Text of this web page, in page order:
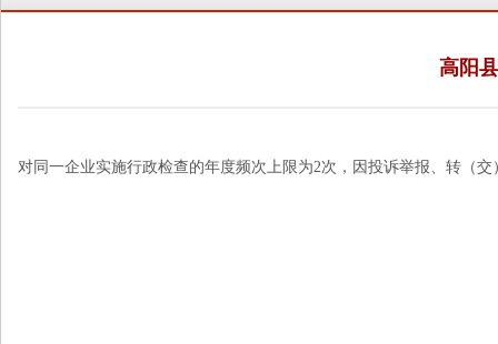
高阳
对同一企业实施行政检查的年度频次上限为2次，因投诉举报、转（